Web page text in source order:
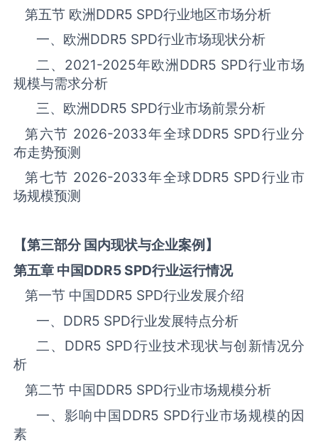
第五节 欧洲DDR5 SPD‌‌‌行业地区市场分析
一、欧洲DDR5 SPD‌‌‌行业市场现状分析
二、 2021-2025年欧洲DDR5 SPD‌‌‌行业市场
规模与需求分析
三、欧洲DDR5 SPD‌‌‌行业市场前景分析
第六节 2026-2033年全球DDR5 SPD‌‌‌行业分
布走势预测
第七节 2026-2033年全球DDR5 SPD‌‌‌行业市
场规模预测
【第三部分 国内现状与企业案例】
第五章 中国DDR5 SPD行业运行情况
第一节 中国DDR5 SPD‌‌‌行业发展介绍
一、 DDR5 SPD行业发展特点分析
二、 DDR5 SPD行业技术现状与创新情况分
析
第二节 中国DDR5 SPD‌‌‌行业市场规模分析
一、影响中国DDR5 SPD‌‌‌行业市场规模的因
素